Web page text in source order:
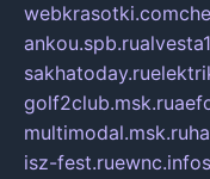
webkrasotki.com
ankou.spb.ru
sakhatoday.ru
golf2club.msk.ru
multimodal.msk.ru
isz-fest.ruewnc.info